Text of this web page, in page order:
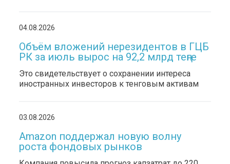
04.08.2026
Объём вложений нерезидентов в ГЦБ
РК за июль вырос на 92,2 млрд теңге
Это свидетельствует о сохранении интереса
иностранных инвесторов к тенговым активам
03.08.2026
Amazon поддержал новую волну
роста фондовых рынков